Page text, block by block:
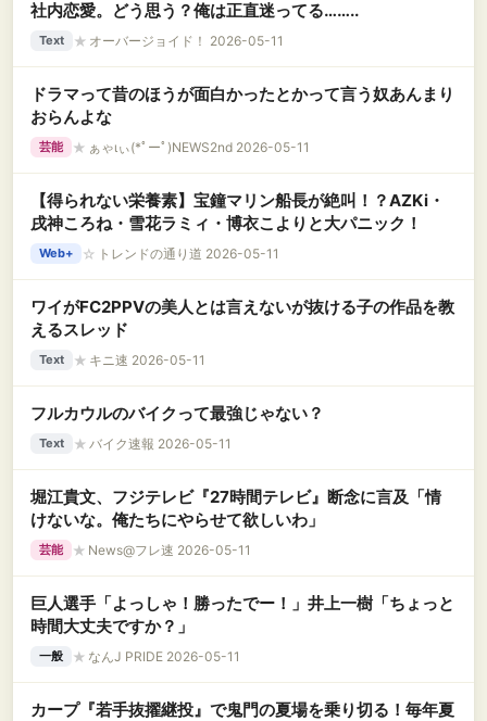
社内恋愛。どう思う？俺は正直迷ってる……..
Text ★ オーバージョイド！ 2026-05-11
ドラマって昔のほうが面白かったとかって言う奴あんまり
おらんよな
芸能 ★ ぁゃιぃ(*ﾟーﾟ)NEWS2nd 2026-05-11
【得られない栄養素】宝鐘マリン船長が絶叫！？AZKi・
戌神ころね・雪花ラミィ・博衣こよりと大パニック！
Web+ ☆ トレンドの通り道 2026-05-11
ワイがFC2PPVの美人とは言えないが抜ける子の作品を教
えるスレッド
Text ★ キニ速 2026-05-11
フルカウルのバイクって最強じゃない？
Text ★ バイク速報 2026-05-11
堀江貴文、フジテレビ『27時間テレビ』断念に言及「情
けないな。俺たちにやらせて欲しいわ」
芸能 ★ News@フレ速 2026-05-11
巨人選手「よっしゃ！勝ったでー！」井上一樹「ちょっと
時間大丈夫ですか？」
一般 ★ なんJ PRIDE 2026-05-11
カープ『若手抜擢継投』で鬼門の夏場を乗り切る！毎年夏